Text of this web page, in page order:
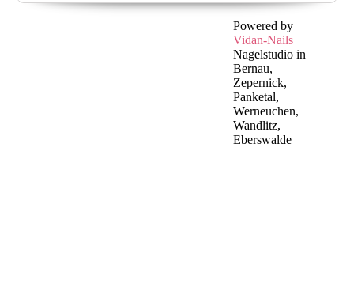
Powered by
Vidan-Nails
Nagelstudio in
Bernau,
Zepernick,
Panketal,
Werneuchen,
Wandlitz,
Eberswalde